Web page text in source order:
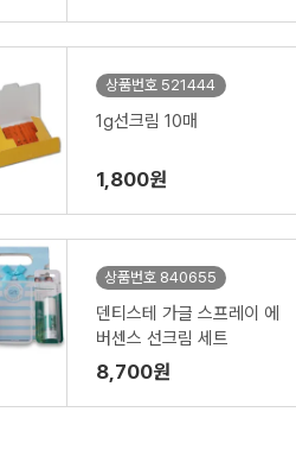
상품번호 521444
1g선크림 10매
1,800원
상품번호 840655
덴티스테 가글 스프레이 에
버센스 선크림 세트
8,700원